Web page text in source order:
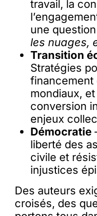
travail, la
une
les nuages,
Transition
Stratégies
financement
mondiaux,
conversion
enjeux
Démocratie
liberté des
civile et
injustices
Des auteurs
croisés, des